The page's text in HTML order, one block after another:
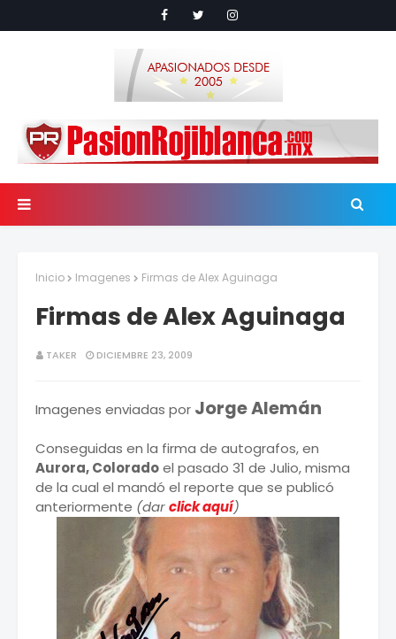
Inicio Imagenes Firmas de Alex Aguinaga
Firmas de Alex Aguinaga
TAKER DICIEMBRE 23, 2009
Imagenes enviadas por Jorge Alemán
Conseguidas en la firma de autografos, en
Aurora, Coloradoel pasado 31 de Julio, misma
de la cual el mandó el reporte que se publicó
anteriormente (darclick aquí)